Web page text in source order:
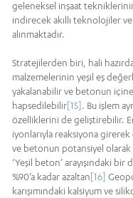
geleneksel inşaat
indirecek akıllı teknolojiler
alınmaktadır.
Stratejilerden biri, hali
malzemelerinin yeşil eş
yakalanabilir ve betonun
hapsedilebilir[15]. Bu işlem
özelliklerini de geliştirebilir.
iyonlarıyla reaksiyona
ve betonun potansiyel olarak
‘Yeşil beton’ arayışındaki
%90’a kadar azaltan[16]
karışımındaki kalsiyum ve